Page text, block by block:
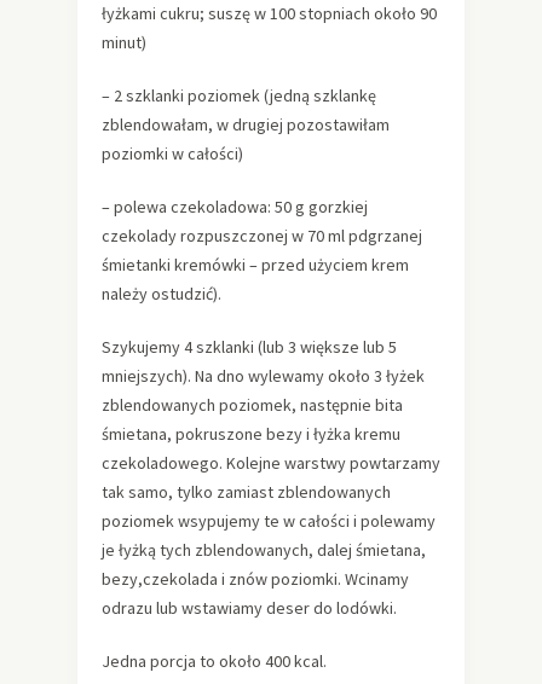
łyżkami cukru; suszę w 100 stopniach około 90
minut)
– 2 szklanki poziomek (jedną szklankę
zblendowałam, w drugiej pozostawiłam
poziomki w całości)
– polewa czekoladowa: 50 g gorzkiej
czekolady rozpuszczonej w 70 ml pdgrzanej
śmietanki kremówki – przed użyciem krem
należy ostudzić).
Szykujemy 4 szklanki (lub 3 większe lub 5
mniejszych). Na dno wylewamy około 3 łyżek
zblendowanych poziomek, następnie bita
śmietana, pokruszone bezy i łyżka kremu
czekoladowego. Kolejne warstwy powtarzamy
tak samo, tylko zamiast zblendowanych
poziomek wsypujemy te w całości i polewamy
je łyżką tych zblendowanych, dalej śmietana,
bezy,czekolada i znów poziomki. Wcinamy
odrazu lub wstawiamy deser do lodówki.
Jedna porcja to około 400 kcal.